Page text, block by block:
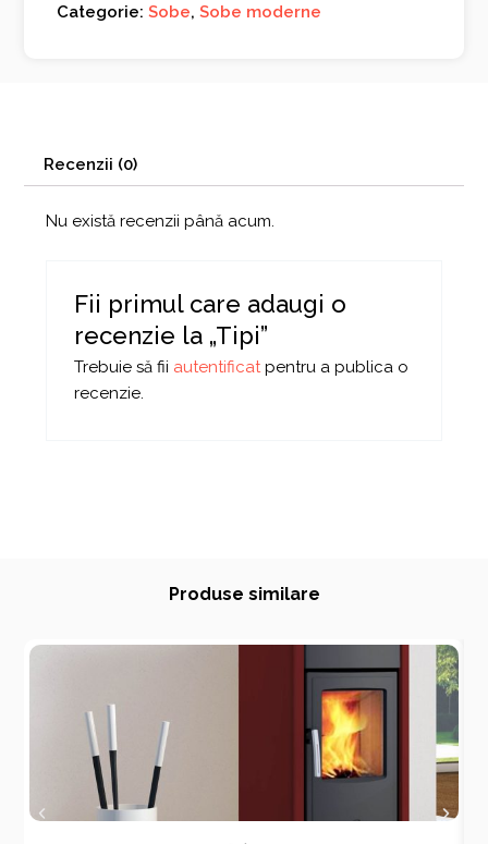
Categorie:Sobe,Sobe moderne
Recenzii (0)
Nu există recenzii până acum.
Fii primul care adaugi o
recenzie la „Tipi”
Trebuie să fii autentificatpentru a publica o
recenzie.
Produse similare